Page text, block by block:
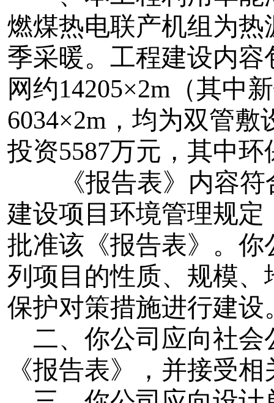
燃煤热电联产机组为
季采暖。工程建设内
网约14205×2m（其中
6034×2m，均为双管
投资5587万元，其中环
《报告表》 内容符
建设项目环境管理规定
批准该《报告表》。 你
列项目的性质、规模、
保护对策措施进行建设
二、你公司应向社
《报告表》，并接受